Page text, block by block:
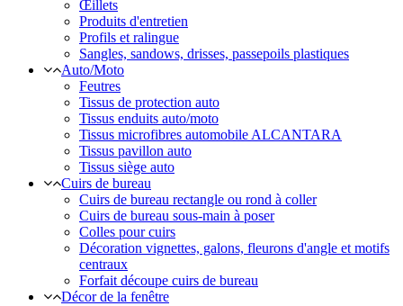
Œillets
Produits d'entretien
Profils et ralingue
Sangles, sandows, drisses, passepoils plastiques
Auto/Moto
Feutres
Tissus de protection auto
Tissus enduits auto/moto
Tissus microfibres automobile ALCANTARA
Tissus pavillon auto
Tissus siège auto
Cuirs de bureau
Cuirs de bureau rectangle ou rond à coller
Cuirs de bureau sous-main à poser
Colles pour cuirs
Décoration vignettes, galons, fleurons d'angle et motifs
centraux
Forfait découpe cuirs de bureau
Décor de la fenêtre